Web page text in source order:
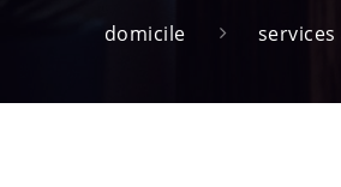
domicile